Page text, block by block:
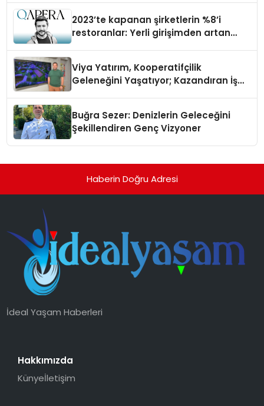
2023’te kapanan şirketlerin %8’i
restoranlar: Yerli girişimden artan
Viya Yatırım, Kooperatifçilik
Geleneğini Yaşatıyor; Kazandıran İş
Buğra Sezer: Denizlerin Geleceğini
Şekillendiren Genç Vizyoner
Haberin Doğru Adresi
İdeal Yaşam Haberleri
Hakkımızda
Künyeİletişim